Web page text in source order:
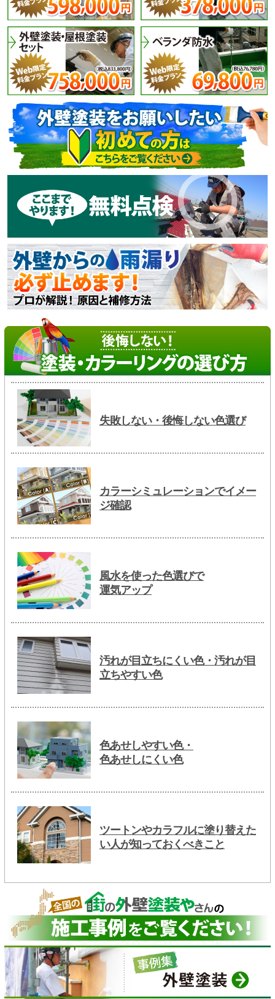
失敗しない・後悔しない色選び
カラーシミュレーションでイメー
ジ確認
風水を使った色選びで
運気アップ
汚れが目立ちにくい色・汚れが目
立ちやすい色
色あせしやすい色・
色あせしにくい色
ツートンやカラフルに塗り替えた
い人が知っておくべきこと